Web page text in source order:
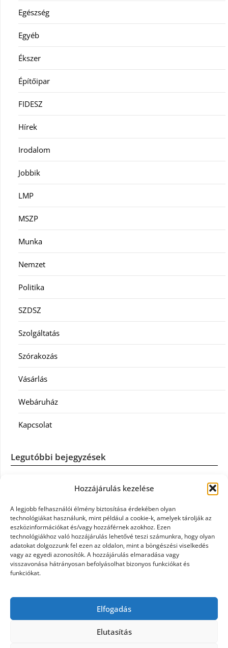
Hozzájárulás kezelése
A legjobb felhasználói élmény biztosítása érdekében olyan
technológiákat használunk, mint például a cookie-k, amelyek tárolják az
eszközinformációkat és/vagy hozzáférnek azokhoz. Ezen
technológiákhoz való hozzájárulás lehetővé teszi számunkra, hogy olyan
adatokat dolgozzunk fel ezen az oldalon, mint a böngészési viselkedés
vagy az egyedi azonosítók. A hozzájárulás elmaradása vagy
visszavonása hátrányosan befolyásolhat bizonyos funkciókat és
funkciókat.
Elfogadás
Elutasítás
Egészség
Egyéb
Ékszer
Építőipar
FIDESZ
Hírek
Irodalom
Jobbik
LMP
MSZP
Munka
Nemzet
Politika
SZDSZ
Szolgáltatás
Szórakozás
Vásárlás
Webáruház
Kapcsolat
Legutóbbi bejegyzések
Casco szélvédőcsere: mikor éri meg a biztosítást igénybe
Könyvelés: mikor érdemes könyvelőt váltani?
Szövetkezeti jog: miért elengedhetetlen a szakszerű jogi
háttér a biztonságos működéshez
Munkajogi ügyvéd: miért nem érdemes várni a jogi
Tüll anyag: elegancia és sokoldalúság a Szakatex
kínálatában